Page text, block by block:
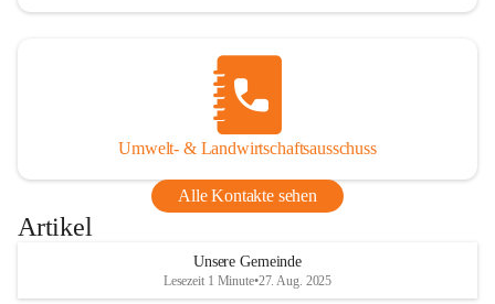
Umwelt- & Landwirtschaftsausschuss
Alle Kontakte sehen
Artikel
Unsere Gemeinde
Lesezeit 1 Minute•27. Aug. 2025